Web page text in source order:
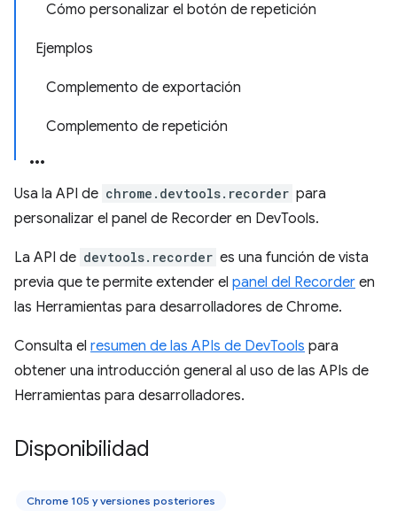
Cómo personalizar el botón de repetición
Ejemplos
Complemento de exportación
Complemento de repetición
Usa la API de chrome.devtools.recorder para
personalizar el panel de Recorder en DevTools.
La API de devtools.recorder es una función de vista
previa que te permite extender el panel del Recorder en
las Herramientas para desarrolladores de Chrome.
Consulta el resumen de las APIs de DevTools para
obtener una introducción general al uso de las APIs de
Herramientas para desarrolladores.
Disponibilidad
Chrome 105 y versiones posteriores